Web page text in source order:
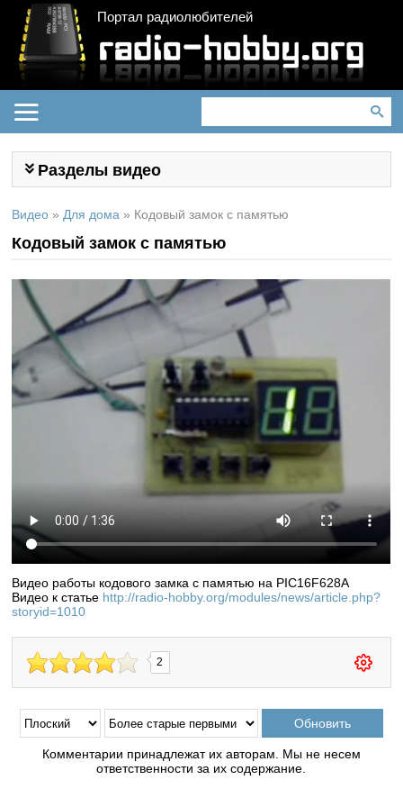
Портал радиолюбителей
Разделы видео
Видео » Для дома » Кодовый замок с памятью
Кодовый замок с памятью
Видео работы кодового замка с памятью на PIC16F628A
Видео к статье http://radio-hobby.org/modules/news/article.php?
storyid=1010
2
Комментарии принадлежат их авторам. Мы не несем
ответственности за их содержание.